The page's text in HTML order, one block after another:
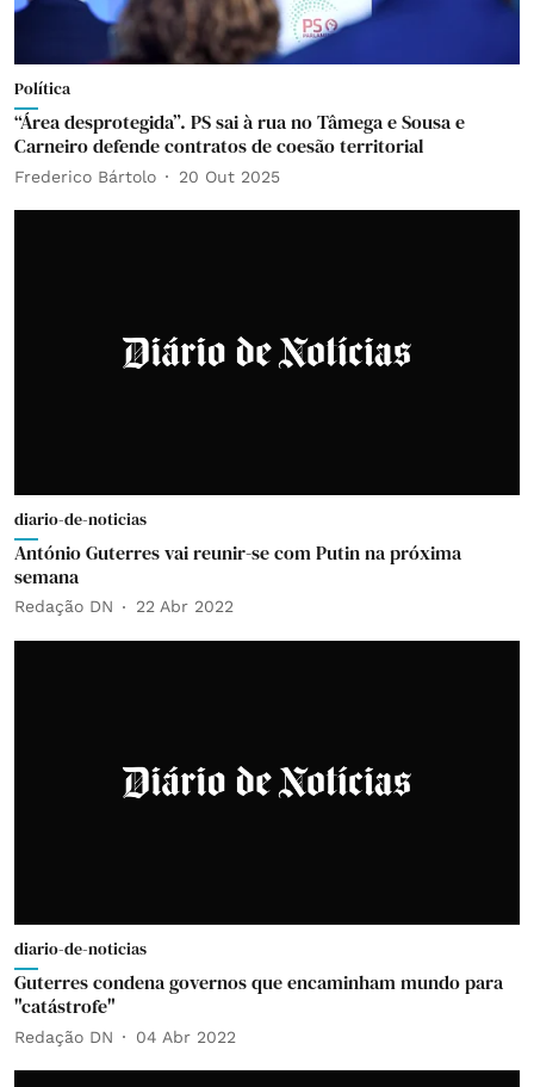
Política
“Área desprotegida”. PS sai à rua no Tâmega e Sousa e
Carneiro defende contratos de coesão territorial
Frederico Bártolo 20 Out 2025
diario-de-noticias
António Guterres vai reunir-se com Putin na próxima
semana
Redação DN 22 Abr 2022
diario-de-noticias
Guterres condena governos que encaminham mundo para
"catástrofe"
Redação DN 04 Abr 2022